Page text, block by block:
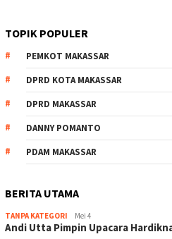
TOPIK POPULER
PEMKOT MAKASSAR
DPRD KOTA MAKASSAR
DPRD MAKASSAR
DANNY POMANTO
PDAM MAKASSAR
BERITA UTAMA
TANPA KATEGORI Mei 4
Andi Utta Pimpin Upacara